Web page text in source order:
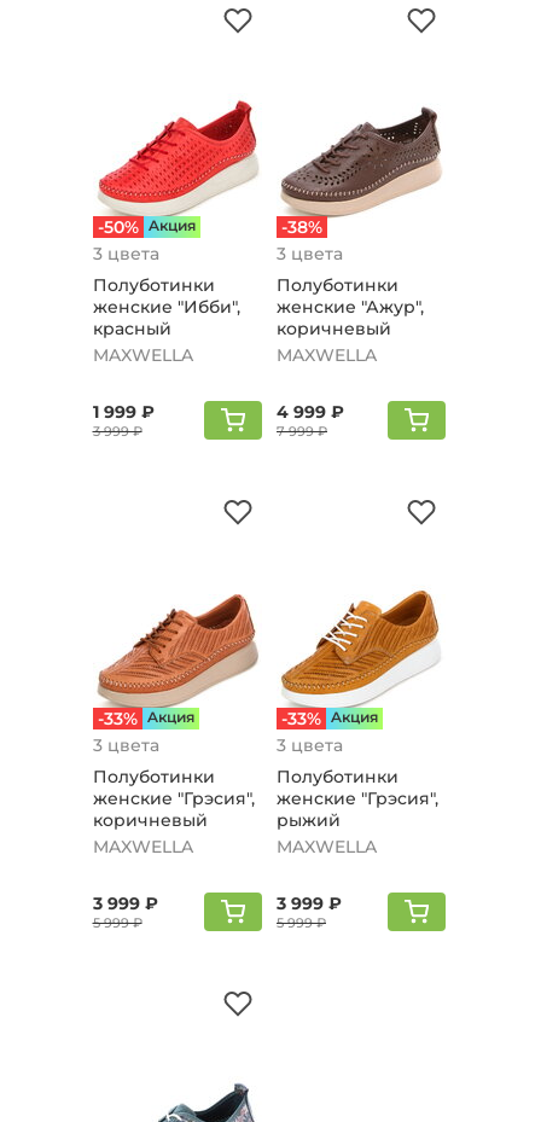
-50% Aкция
3 цвета
Полуботинки
женские "Ибби",
красный
MAXWELLA
1 999 ₽
3 999 ₽
-38%
3 цвета
Полуботинки
женские "Ажур",
коричневый
MAXWELLA
4 999 ₽
7 999 ₽
-33% Aкция
3 цвета
Полуботинки
женские "Грэсия",
коричневый
MAXWELLA
3 999 ₽
5 999 ₽
-33% Aкция
3 цвета
Полуботинки
женские "Грэсия",
рыжий
MAXWELLA
3 999 ₽
5 999 ₽